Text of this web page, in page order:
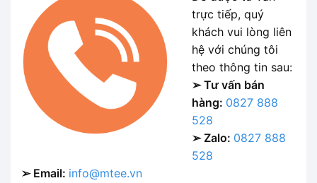
trực tiếp, quý
khách vui lòng liên
hệ với chúng tôi
theo thông tin sau:
➢ Tư vấn bán
hàng: 0827 888
528
➢ Zalo: 0827 888
528
➢ Email: info@mtee.vn